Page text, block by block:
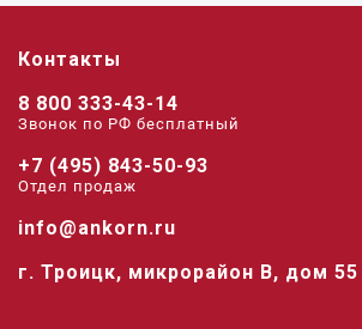
Контакты
8 800 333-43-14
Звонок по РФ беcплатный
+7 (495) 843-50-93
Отдел продаж
info@ankorn.ru
г. Троицк, микрорайон В, дом 55